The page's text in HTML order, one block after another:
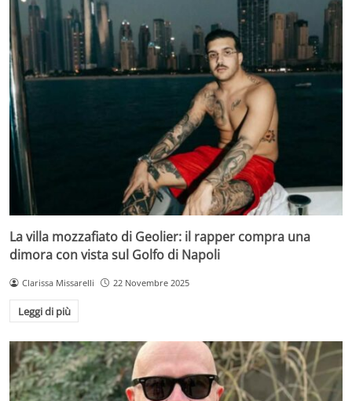
La villa mozzafiato di Geolier: il rapper compra una
dimora con vista sul Golfo di Napoli
Clarissa Missarelli 22 Novembre 2025
Leggi di più